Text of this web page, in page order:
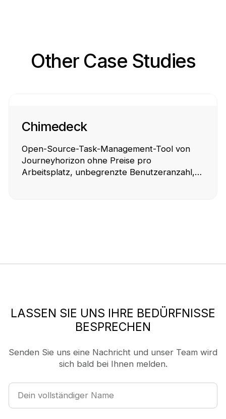
Other Case Studies
Chimedeck
Open-Source-Task-Management-Tool von
Journeyhorizon ohne Preise pro
Arbeitsplatz, unbegrenzte Benutzeranzahl,
LASSEN SIE UNS IHRE BEDÜRFNISSE
BESPRECHEN
Senden Sie uns eine Nachricht und unser Team wird
sich bald bei Ihnen melden.